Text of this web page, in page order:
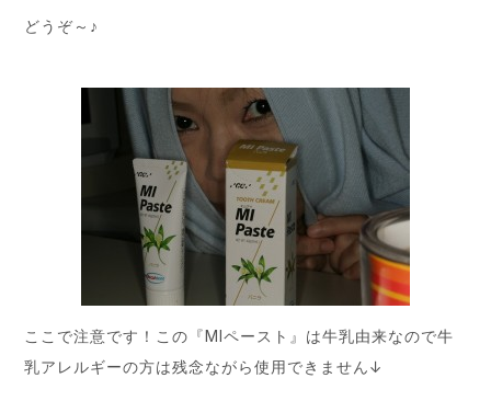
どうぞ～♪
ここで注意です！この『MIペースト』は牛乳由来なので牛
乳アレルギーの方は残念ながら使用できません↓